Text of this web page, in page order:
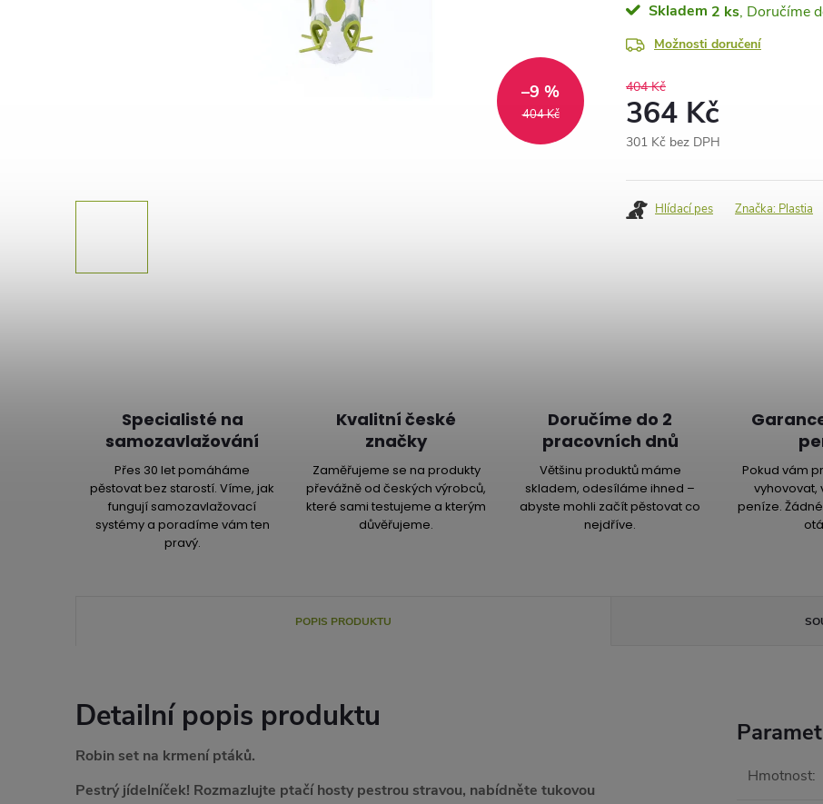
404 Kč
–9 %
Skladem 2 ks
Možnosti doručení
404 Kč
364 Kč
301 Kč bez DPH
cena:
Hlídací pes Značka: Plastia
Specialisté na
samozavlažování
Přes 30 let pomáháme
pěstovat bez starostí. Víme, jak
fungují samozavlažovací
systémy a poradíme vám ten
pravý.
Kvalitní české
značky
Zaměřujeme se na produkty
převážně od českých výrobců,
které sami testujeme a kterým
důvěřujeme.
Doručíme do 2
pracovních dnů
Většinu produktů máme
skladem, odesíláme ihned –
abyste mohli začít pěstovat co
nejdříve.
Pokud vám
vyhovovat,
peníze.
POPIS PRODUKTU
Detailní popis produktu
Robin set na krmení ptáků.
Pestrý jídelníček! Rozmazlujte ptačí hosty pestrou stravou, nabídněte tukovou
Hmotnost: